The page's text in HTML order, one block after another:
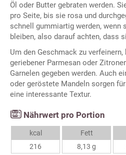
Öl oder Butter gebraten werden.
pro Seite, bis sie rosa und
schnell gummiartig werden, wenn
bleiben, also darauf achten, dass
Um den Geschmack zu
geriebener Parmesan oder
Garnelen gegeben werden. Auch
oder geröstete Mandeln sorgen
eine interessante Textur.
Nährwert pro Portion
kcal
216
Fett
8,13 g